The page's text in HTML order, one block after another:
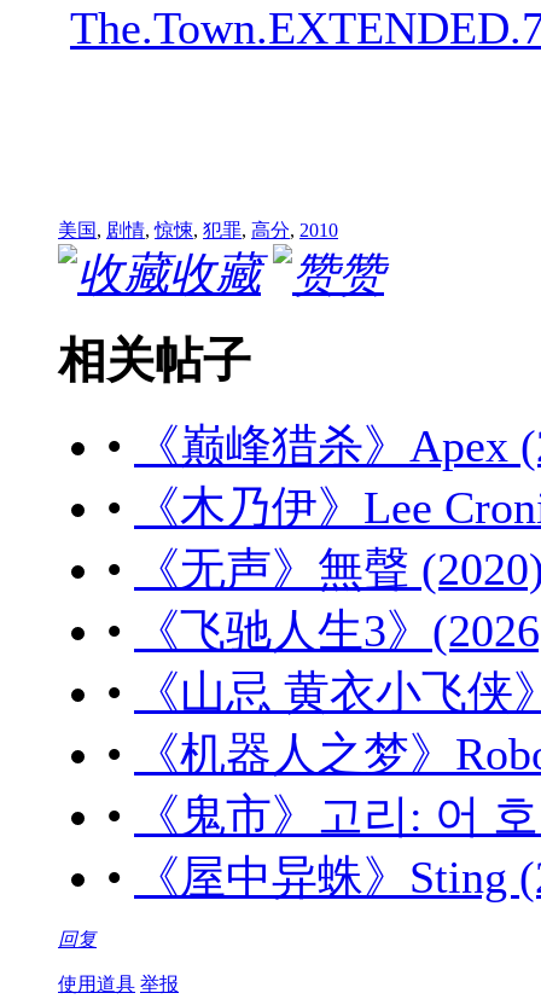
美国, 剧情,惊悚, 犯罪, 高分, 2010
收藏 赞
相关帖子
•
《巅峰猎杀》Apex
•
《木乃伊》Lee
•
《无声》無聲
•
《飞驰人生3》
•
《山忌 黄衣小飞
•
《机器人之梦》
•
《鬼市》고리: 어
•
《屋中异蛛》Sting
回复
使用道具 举报